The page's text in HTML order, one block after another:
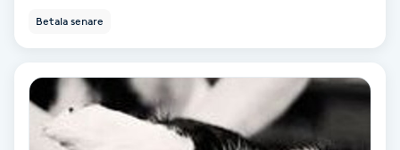
Hudvård
Hyperhidros
Betala senare